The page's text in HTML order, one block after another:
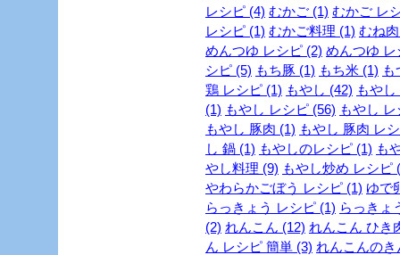
レシピ (4) むかご (1) むかご レ
レシピ (1) むかご料理 (1) むね
めんつゆ レシピ (2) めんつゆ
シピ (5) もち豚 (1) もち米 (1) も
鶏 レシピ (1) もやし (42) もや
(1) もやし レシピ (56) もやし
もやし 豚肉 (1) もやし 豚肉 レ
し 鍋 (1) もやしのレシピ (1) も
やし料理 (9) もやし炒め レシピ
やわらかごぼう レシピ (1) ゆで
らっきょう レシピ (1) らっきょ
(2) れんこん (12) れんこん ひき
ん レシピ 簡単 (3) れんこんの